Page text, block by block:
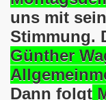
uns mit
Stimmung.
Günther
Dann folgt
solidarisch
Bewegung
Emmerich,